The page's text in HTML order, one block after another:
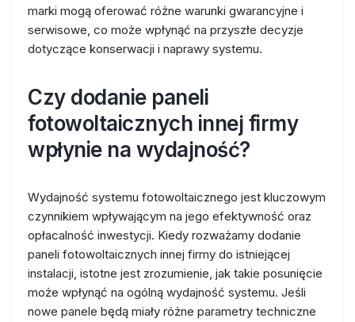
marki mogą oferować różne warunki gwarancyjne i
serwisowe, co może wpłynąć na przyszłe decyzje
dotyczące konserwacji i naprawy systemu.
Czy dodanie paneli
fotowoltaicznych innej firmy
wpłynie na wydajność?
Wydajność systemu fotowoltaicznego jest kluczowym
czynnikiem wpływającym na jego efektywność oraz
opłacalność inwestycji. Kiedy rozważamy dodanie
paneli fotowoltaicznych innej firmy do istniejącej
instalacji, istotne jest zrozumienie, jak takie posunięcie
może wpłynąć na ogólną wydajność systemu. Jeśli
nowe panele będą miały różne parametry techniczne